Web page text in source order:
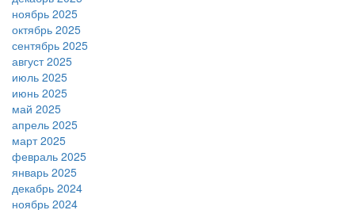
ноябрь 2025
октябрь 2025
сентябрь 2025
август 2025
июль 2025
июнь 2025
май 2025
апрель 2025
март 2025
февраль 2025
январь 2025
декабрь 2024
ноябрь 2024